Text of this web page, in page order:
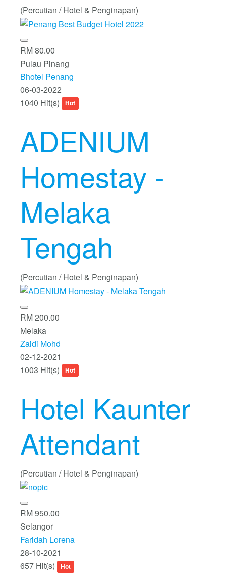
(Percutian / Hotel & Penginapan)
RM 80.00
Pulau Pinang
Bhotel Penang
06-03-2022
1040 Hit(s)
Hot
ADENIUM
Homestay -
Melaka
Tengah
(Percutian / Hotel & Penginapan)
RM 200.00
Melaka
Zaidi Mohd
02-12-2021
1003 Hit(s)
Hot
Hotel Kaunter
Attendant
(Percutian / Hotel & Penginapan)
RM 950.00
Selangor
Faridah Lorena
28-10-2021
657 Hit(s)
Hot